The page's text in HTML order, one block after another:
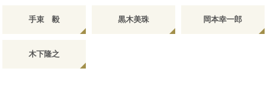
手束 毅 黒木美珠 岡本幸一郎
木下隆之